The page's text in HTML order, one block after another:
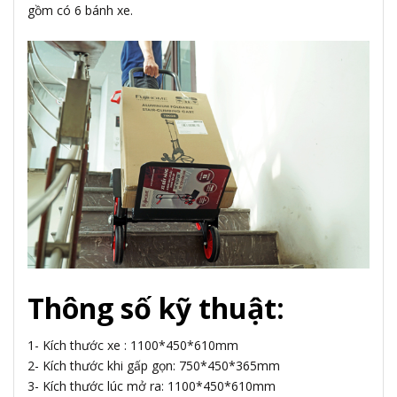
gồm có 6 bánh xe.
Thông số kỹ thuật:
1- Kích thước xe : 1100*450*610mm
2- Kích thước khi gấp gọn: 750*450*365mm
3- Kích thước lúc mở ra: 1100*450*610mm